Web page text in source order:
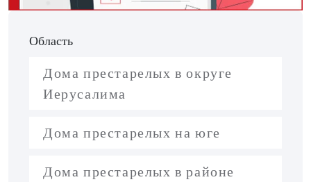
Область
Дома престарелых в округе
Иерусалима
Дома престарелых на юге
Дома престарелых в районе